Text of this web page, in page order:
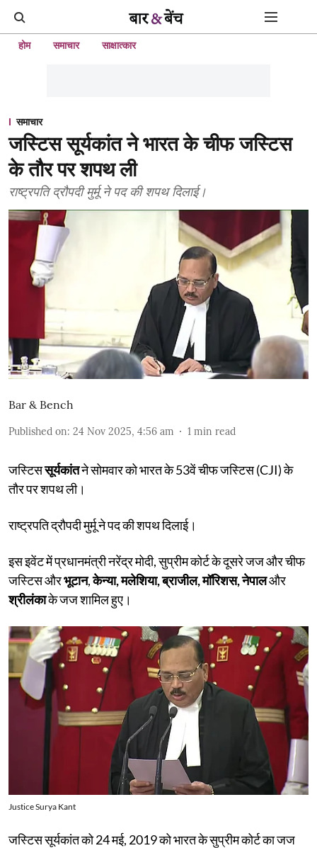
होम समाचार साक्षात्कार
समाचार
जस्टिस सूर्यकांत ने भारत के चीफ जस्टिस
के तौर पर शपथ ली
राष्ट्रपति द्रौपदी मुर्मू ने पद की शपथ दिलाई।
Bar & Bench
Published on: 24 Nov 2025, 4:56 am 1 min read
जस्टिससूर्यकांतने सोमवार को भारत के 53वें चीफ जस्टिस (CJI) के
तौर पर शपथ ली।
राष्ट्रपति द्रौपदी मुर्मू ने पद की शपथ दिलाई।
इस इवेंट में प्रधानमंत्री नरेंद्र मोदी, सुप्रीम कोर्ट के दूसरे जज और चीफ
जस्टिस औरभूटान,केन्या, मलेशिया, ब्राजील, मॉरिशस, नेपालऔर
श्रीलंकाके जज शामिल हुए।
Justice Surya Kant
जस्टिस सूर्यकांत को 24 मई, 2019 को भारत के सुप्रीम कोर्ट का जज